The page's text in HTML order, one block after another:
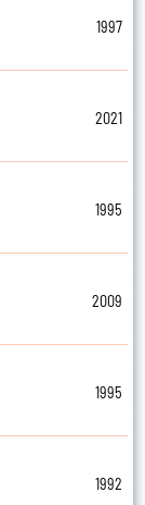
1997
2021
1995
2009
1995
1992